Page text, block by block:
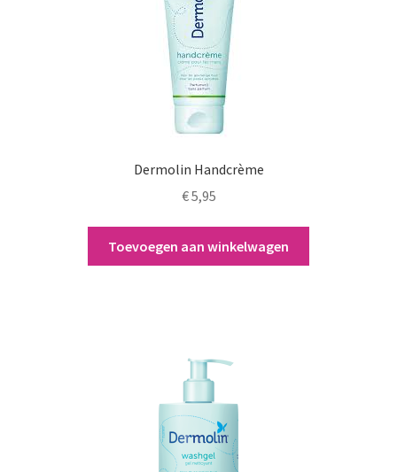
Dermolin Handcrème
€5,95
Toevoegen aan winkelwagen